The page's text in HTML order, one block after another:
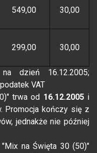
549,00 30,00
299,00 30,00
dzień 16.12.2005;
VAT
trwa od 16.12.2005i
Promocja kończy się z
jednakże nie później
na Święta 30 (50)"